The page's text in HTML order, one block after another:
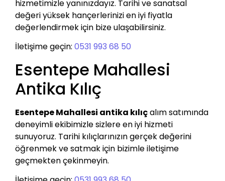
hizmetimizle yanınızdayız. Tarihi ve sanatsal
değeri yüksek hançerlerinizi en iyi fiyatla
değerlendirmek için bize ulaşabilirsiniz.
İletişime geçin: 0531 993 68 50
Esentepe Mahallesi
Antika Kılıç
Esentepe Mahallesi antika kılıçalım satımında
deneyimli ekibimizle sizlere en iyi hizmeti
sunuyoruz. Tarihi kılıçlarınızın gerçek değerini
öğrenmek ve satmak için bizimle iletişime
geçmekten çekinmeyin.